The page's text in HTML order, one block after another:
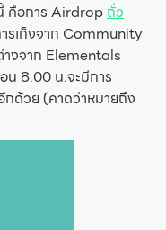
คือการ Airdropถั่ว
รเก็งจาก Community
งจาก Elementals
8.00 น.จะมีการ
ด้วย (คาดว่าหมายถึง